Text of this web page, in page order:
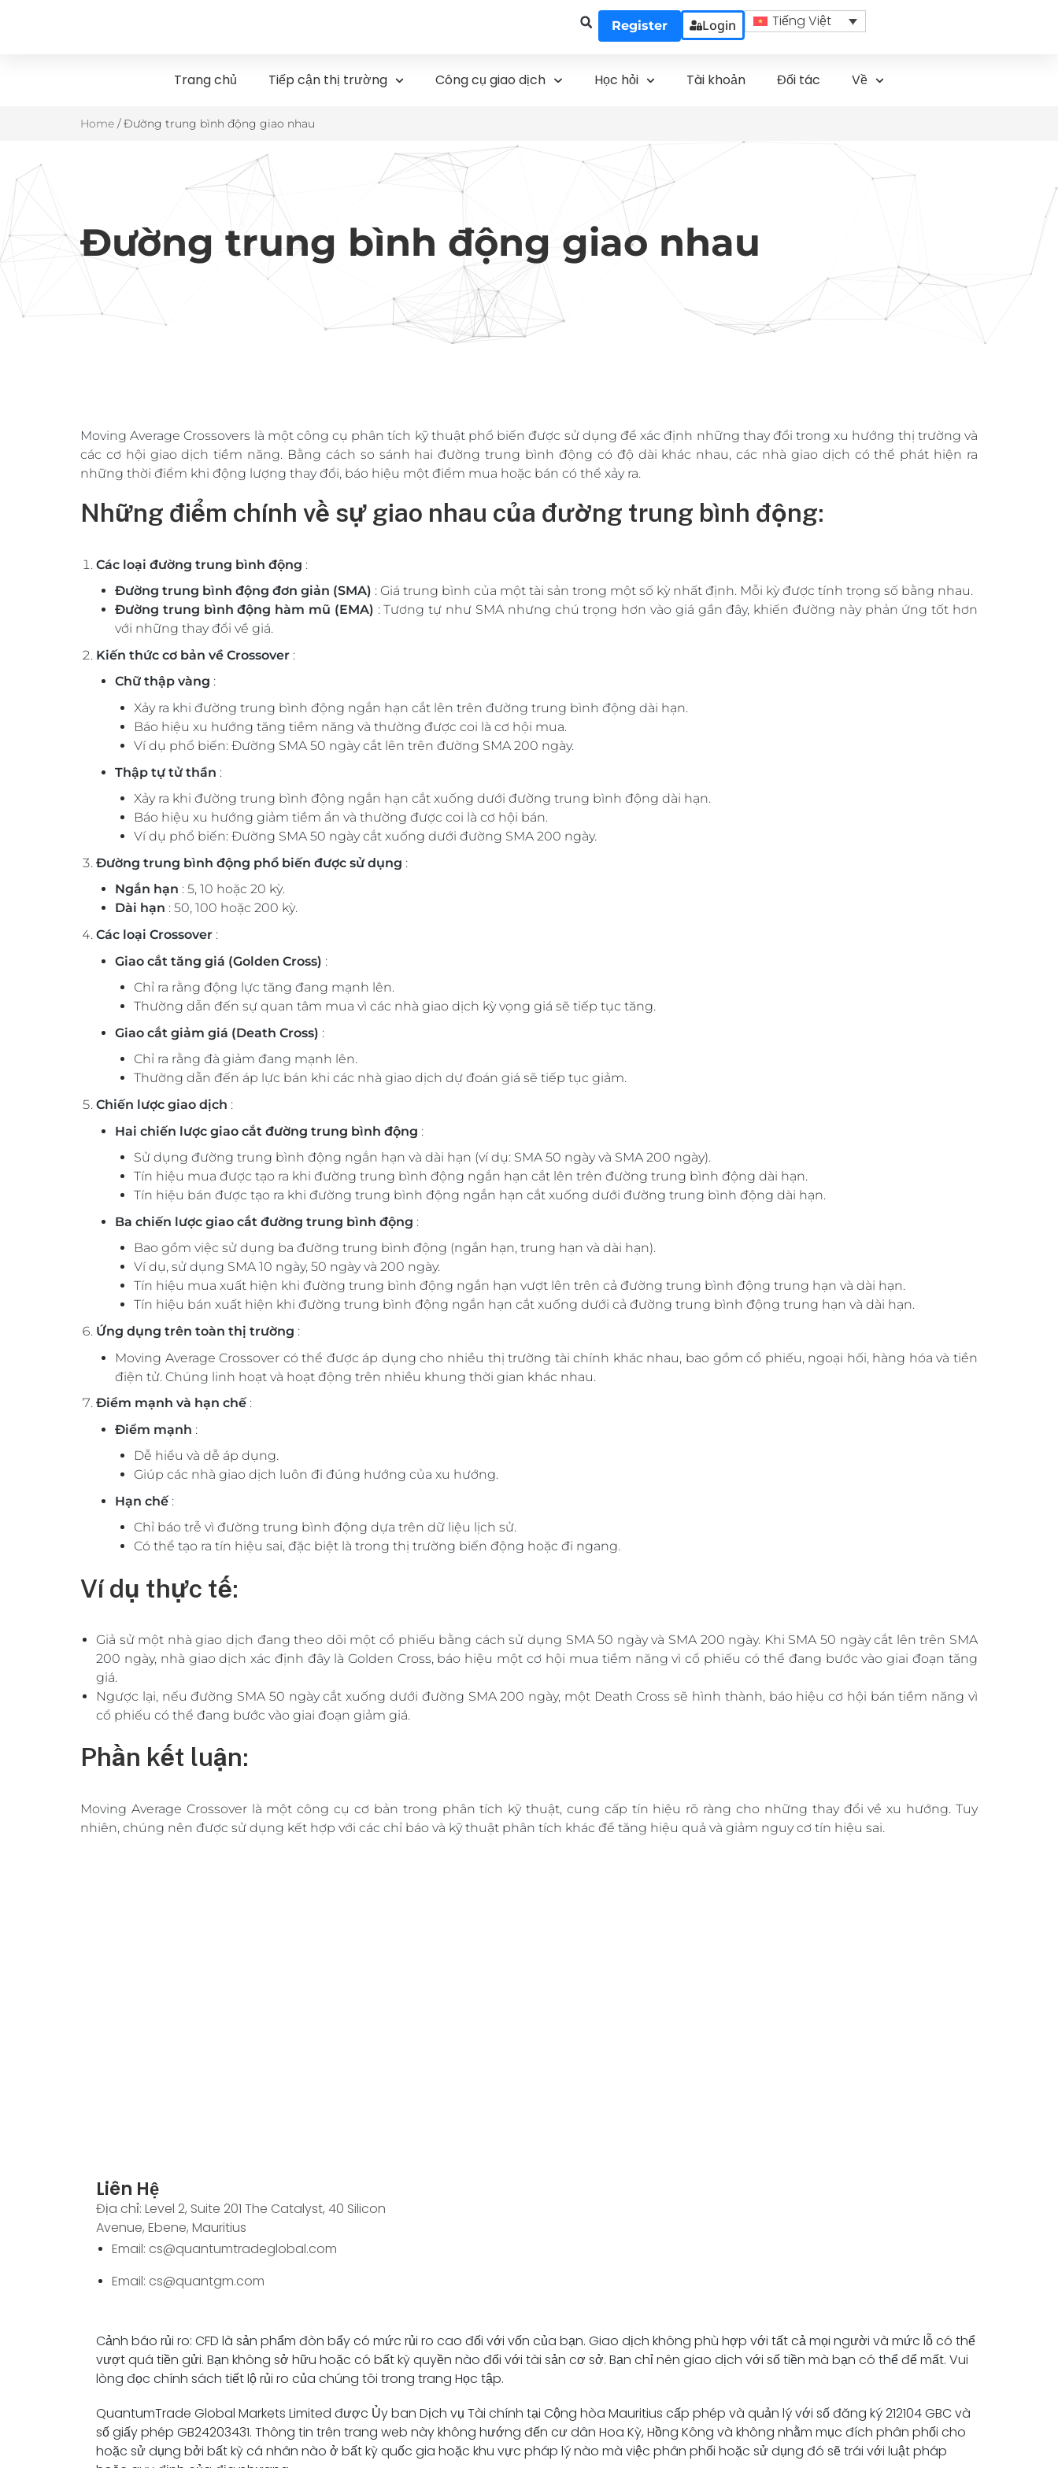
Register Login Tiếng Việt
Trang chủ Tiếp cận thị trường Công cụ giao dịch Học hỏi Tài khoản Đối tác Về
Home /Đường trung bình động giao nhau
Đường trung bình động giao nhau
Moving Average Crossovers là một công cụ phân tích kỹ thuật phổ biến được sử dụng để xác định những thay đổi trong xu hướng thị trường và
các cơ hội giao dịch tiềm năng. Bằng cách so sánh hai đường trung bình động có độ dài khác nhau, các nhà giao dịch có thể phát hiện ra
những thời điểm khi động lượng thay đổi, báo hiệu một điểm mua hoặc bán có thể xảy ra.
Những điểm chính về sự giao nhau của đường trung bình động:
Các loại đường trung bình động :
Đường trung bình động đơn giản (SMA) : Giá trung bình của một tài sản trong một số kỳ nhất định. Mỗi kỳ được tính trọng số bằng nhau.
Đường trung bình động hàm mũ (EMA) : Tương tự như SMA nhưng chú trọng hơn vào giá gần đây, khiến đường này phản ứng tốt hơn
với những thay đổi về giá.
Kiến thức cơ bản về Crossover :
Chữ thập vàng :
Xảy ra khi đường trung bình động ngắn hạn cắt lên trên đường trung bình động dài hạn.
Báo hiệu xu hướng tăng tiềm năng và thường được coi là cơ hội mua.
Ví dụ phổ biến: Đường SMA 50 ngày cắt lên trên đường SMA 200 ngày.
Thập tự tử thần :
Xảy ra khi đường trung bình động ngắn hạn cắt xuống dưới đường trung bình động dài hạn.
Báo hiệu xu hướng giảm tiềm ẩn và thường được coi là cơ hội bán.
Ví dụ phổ biến: Đường SMA 50 ngày cắt xuống dưới đường SMA 200 ngày.
Đường trung bình động phổ biến được sử dụng :
Ngắn hạn : 5, 10 hoặc 20 kỳ.
Dài hạn : 50, 100 hoặc 200 kỳ.
Các loại Crossover :
Giao cắt tăng giá (Golden Cross) :
Chỉ ra rằng động lực tăng đang mạnh lên.
Thường dẫn đến sự quan tâm mua vì các nhà giao dịch kỳ vọng giá sẽ tiếp tục tăng.
Giao cắt giảm giá (Death Cross) :
Chỉ ra rằng đà giảm đang mạnh lên.
Thường dẫn đến áp lực bán khi các nhà giao dịch dự đoán giá sẽ tiếp tục giảm.
Chiến lược giao dịch :
Hai chiến lược giao cắt đường trung bình động :
Sử dụng đường trung bình động ngắn hạn và dài hạn (ví dụ: SMA 50 ngày và SMA 200 ngày).
Tín hiệu mua được tạo ra khi đường trung bình động ngắn hạn cắt lên trên đường trung bình động dài hạn.
Tín hiệu bán được tạo ra khi đường trung bình động ngắn hạn cắt xuống dưới đường trung bình động dài hạn.
Ba chiến lược giao cắt đường trung bình động :
Bao gồm việc sử dụng ba đường trung bình động (ngắn hạn, trung hạn và dài hạn).
Ví dụ, sử dụng SMA 10 ngày, 50 ngày và 200 ngày.
Tín hiệu mua xuất hiện khi đường trung bình động ngắn hạn vượt lên trên cả đường trung bình động trung hạn và dài hạn.
Tín hiệu bán xuất hiện khi đường trung bình động ngắn hạn cắt xuống dưới cả đường trung bình động trung hạn và dài hạn.
Ứng dụng trên toàn thị trường :
Moving Average Crossover có thể được áp dụng cho nhiều thị trường tài chính khác nhau, bao gồm cổ phiếu, ngoại hối, hàng hóa và tiền
điện tử. Chúng linh hoạt và hoạt động trên nhiều khung thời gian khác nhau.
Điểm mạnh và hạn chế:
Điểm mạnh :
Dễ hiểu và dễ áp dụng.
Giúp các nhà giao dịch luôn đi đúng hướng của xu hướng.
Hạn chế:
Chỉ báo trễ vì đường trung bình động dựa trên dữ liệu lịch sử.
Có thể tạo ra tín hiệu sai, đặc biệt là trong thị trường biến động hoặc đi ngang.
Ví dụ thực tế:
Giả sử một nhà giao dịch đang theo dõi một cổ phiếu bằng cách sử dụng SMA 50 ngày và SMA 200 ngày. Khi SMA 50 ngày cắt lên trên SMA
200 ngày, nhà giao dịch xác định đây là Golden Cross, báo hiệu một cơ hội mua tiềm năng vì cổ phiếu có thể đang bước vào giai đoạn tăng
giá.
Ngược lại, nếu đường SMA 50 ngày cắt xuống dưới đường SMA 200 ngày, một Death Cross sẽ hình thành, báo hiệu cơ hội bán tiềm năng vì
cổ phiếu có thể đang bước vào giai đoạn giảm giá.
Phần kết luận:
Moving Average Crossover là một công cụ cơ bản trong phân tích kỹ thuật, cung cấp tín hiệu rõ ràng cho những thay đổi về xu hướng. Tuy
nhiên, chúng nên được sử dụng kết hợp với các chỉ báo và kỹ thuật phân tích khác để tăng hiệu quả và giảm nguy cơ tín hiệu sai.
Liên Hệ
Địa chỉ: Level 2, Suite 201 The Catalyst, 40 Silicon
Avenue, Ebene, Mauritius
Email: cs@quantumtradeglobal.com
Email: cs@quantgm.com
Cảnh báo rủi ro: CFD là sản phẩm đòn bẩy có mức rủi ro cao đối với vốn của bạn. Giao dịch không phù hợp với tất cả mọi người và mức lỗ có thể
vượt quá tiền gửi. Bạn không sở hữu hoặc có bất kỳ quyền nào đối với tài sản cơ sở. Bạn chỉ nên giao dịch với số tiền mà bạn có thể để mất. Vui
lòng đọc chính sách tiết lộ rủi ro của chúng tôi trong trang Học tập.
QuantumTrade Global Markets Limited được Ủy ban Dịch vụ Tài chính tại Cộng hòa Mauritius cấp phép và quản lý với số đăng ký 212104 GBC và
số giấy phép GB24203431. Thông tin trên trang web này không hướng đến cư dân Hoa Kỳ, Hồng Kông và không nhằm mục đích phân phối cho
hoặc sử dụng bởi bất kỳ cá nhân nào ở bất kỳ quốc gia hoặc khu vực pháp lý nào mà việc phân phối hoặc sử dụng đó sẽ trái với luật pháp